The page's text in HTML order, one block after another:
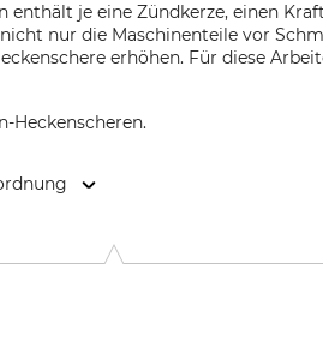
enthält je eine Zündkerze, einen
nur die Maschinenteile vor
erhöhen. Für diese
Heckenscheren.